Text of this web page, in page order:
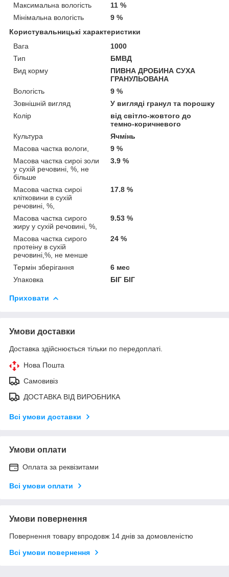
Максимальна вологість
11 %
Мінімальна вологість
9 %
Користувальницькі характеристики
Вага
1000
Тип
БМВД
Вид корму
ПИВНА ДРОБИНА СУХА
ГРАНУЛЬОВАНА
Вологість
9 %
Зовнішній вигляд
У вигляді гранул та порошку
Колір
вiд свiтло-жовтого до
темно-коричневого
Культура
Ячмінь
Масова частка вологи,
9 %
Масова частка сироi золи
у сухiй речовинi, %, не
більше
3.9 %
Масова частка сироi
клiтковини в сухiй
речовинi, %,
17.8 %
Масова частка сирого
жиру у сухiй речовинi, %,
9.53 %
Масова частка сирого
протеiну в сухiй
речовинi,%, не менше
24 %
Термін зберігання
6 мес
Упаковка
БІГ БІГ
Приховати
Умови доставки
Доставка здійснюється тільки по передоплаті.
Нова Пошта
Самовивіз
ДОСТАВКА ВІД ВИРОБНИКА
Всі умови доставки
Умови оплати
Оплата за реквізитами
Всі умови оплати
Умови повернення
Повернення товару впродовж 14 днів за домовленістю
Всі умови повернення